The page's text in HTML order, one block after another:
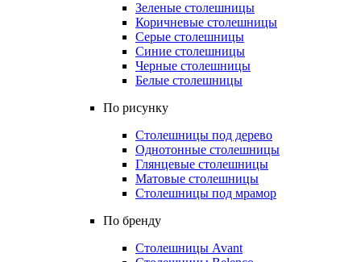
Зеленые столешницы
Коричневые столешницы
Серые столешницы
Синие столешницы
Черные столешницы
Белые столешницы
По рисунку
Столешницы под дерево
Однотонные столешницы
Глянцевые столешницы
Матовые столешницы
Столешницы под мрамор
По бренду
Столешницы Avant